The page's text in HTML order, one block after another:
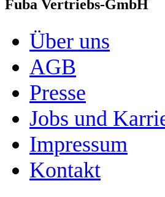
Fuba Vertriebs-GmbH
Über uns
AGB
Presse
Jobs und
Impressum
Kontakt